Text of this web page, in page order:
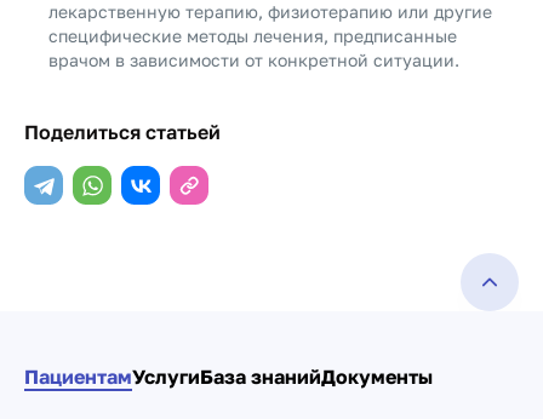
лекарственную терапию, физиотерапию или другие
специфические методы лечения, предписанные
врачом в зависимости от конкретной ситуации.
Поделиться статьей
ПациентамУслугиБаза знанийДокументы